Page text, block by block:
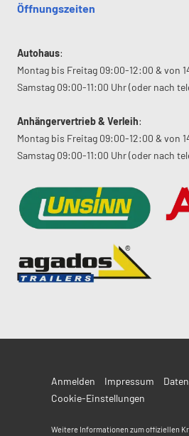
Öffnungszeiten
Autohaus:
Montag bis Freitag 09:00-12:00 & von
Samstag 09:00-11:00 Uhr (oder nach
Anhängervertrieb & Verleih:
Montag bis Freitag 09:00-12:00 & von
Samstag 09:00-11:00 Uhr (oder nach
Anmelden Impressum
Cookie-Einstellungen
Weitere Informationen zum offiziellen